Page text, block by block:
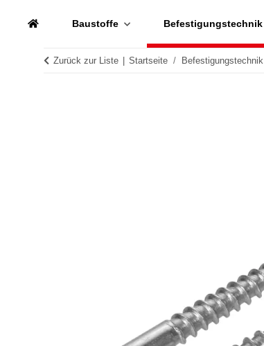
Baustoffe Befestigungstechnik
Zurück zur Liste Startseite Befestigungstechnik